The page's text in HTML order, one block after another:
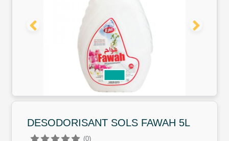
DESODORISANT SOLS FAWAH 5L
(0)